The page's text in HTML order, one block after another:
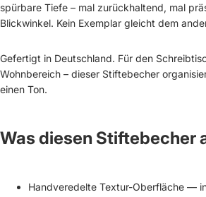
spürbare Tiefe – mal zurückhaltend, mal
Blickwinkel. Kein Exemplar gleicht dem
Gefertigt in Deutschland. Für den
Wohnbereich – dieser Stiftebecher
einen Ton.
Was diesen Stiftebecher
Handveredelte Textur-Oberfläche —